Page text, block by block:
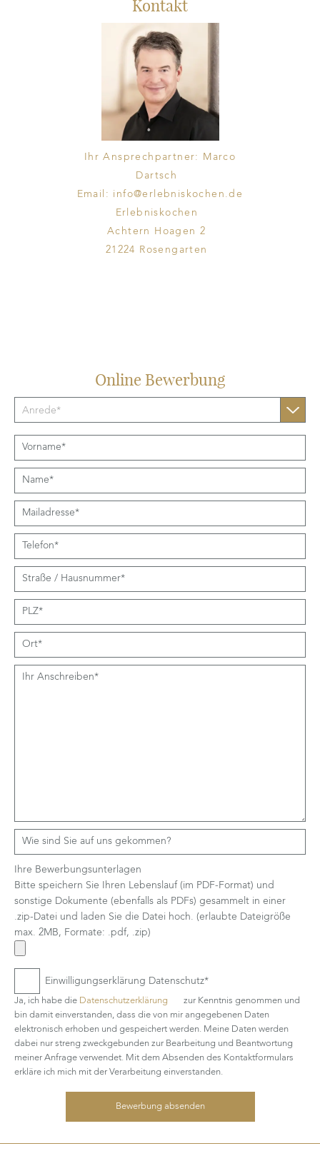
Kontakt
Ihr Ansprechpartner: Marco
Dartsch
Email: info@erlebniskochen.de
Erlebniskochen
Achtern Hoagen 2
21224 Rosengarten
Online Bewerbung
Anrede*
Ihre Bewerbungsunterlagen
Bitte speichern Sie Ihren Lebenslauf (im PDF-Format) und
sonstige Dokumente (ebenfalls als PDFs) gesammelt in einer
.zip-Datei und laden Sie die Datei hoch. (erlaubte Dateigröße
max. 2MB, Formate: .pdf, .zip)
Einwilligungserklärung Datenschutz*
Ja, ich habe die Datenschutzerklärung
zur Kenntnis genommen und
bin damit einverstanden, dass die von mir angegebenen Daten
elektronisch erhoben und gespeichert werden. Meine Daten werden
dabei nur streng zweckgebunden zur Bearbeitung und Beantwortung
meiner Anfrage verwendet. Mit dem Absenden des Kontaktformulars
erkläre ich mich mit der Verarbeitung einverstanden.